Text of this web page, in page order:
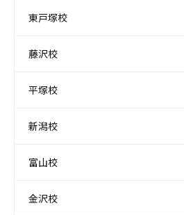
東戸塚校
藤沢校
平塚校
新潟校
富山校
金沢校